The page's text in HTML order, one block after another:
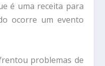
é uma receita para
ocorre um evento
problemas de